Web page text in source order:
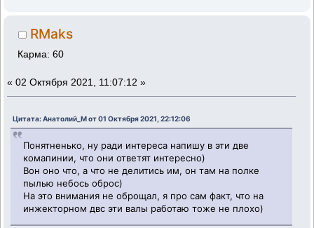
RMaks
Карма: 60
« 02 Октября 2021, 11:07:12 »
Цитата: Анатолий_М от 01 Октября 2021, 22:12:06
Понятненько, ну ради интереса напишу в эти две
комапинии, что они ответят интересно)
Вон оно что, а что не делитись им, он там на полке
пылью небось оброс)
На это внимания не оброщал, я про сам факт, что на
инжекторном двс эти валы работаю тоже не плохо)